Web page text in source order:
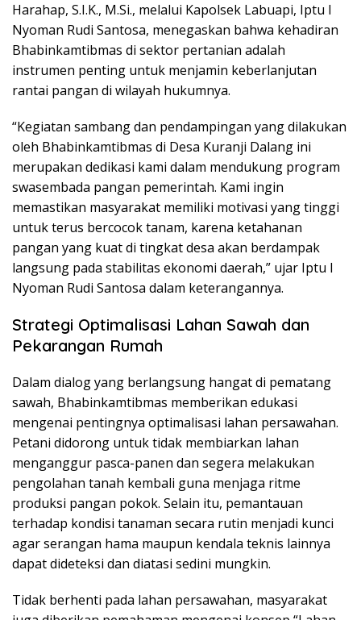
Harahap, S.I.K., M.Si., melalui Kapolsek Labuapi, Iptu I
Nyoman Rudi Santosa, menegaskan bahwa kehadiran
Bhabinkamtibmas di sektor pertanian adalah
instrumen penting untuk menjamin keberlanjutan
rantai pangan di wilayah hukumnya.
“Kegiatan sambang dan pendampingan yang dilakukan
oleh Bhabinkamtibmas di Desa Kuranji Dalang ini
merupakan dedikasi kami dalam mendukung program
swasembada pangan pemerintah. Kami ingin
memastikan masyarakat memiliki motivasi yang tinggi
untuk terus bercocok tanam, karena ketahanan
pangan yang kuat di tingkat desa akan berdampak
langsung pada stabilitas ekonomi daerah,” ujar Iptu I
Nyoman Rudi Santosa dalam keterangannya.
Strategi Optimalisasi Lahan Sawah dan
Pekarangan Rumah
Dalam dialog yang berlangsung hangat di pematang
sawah, Bhabinkamtibmas memberikan edukasi
mengenai pentingnya optimalisasi lahan persawahan.
Petani didorong untuk tidak membiarkan lahan
menganggur pasca-panen dan segera melakukan
pengolahan tanah kembali guna menjaga ritme
produksi pangan pokok. Selain itu, pemantauan
terhadap kondisi tanaman secara rutin menjadi kunci
agar serangan hama maupun kendala teknis lainnya
dapat dideteksi dan diatasi sedini mungkin.
Tidak berhenti pada lahan persawahan, masyarakat